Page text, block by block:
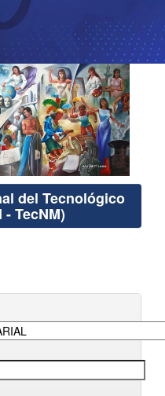
del Tecnológico
TecNM)